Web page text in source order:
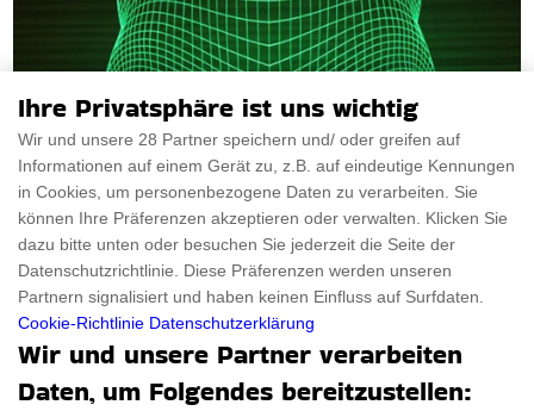
Ihre Privatsphäre ist uns wichtig
Wir und unsere 28 Partner speichern und/ oder greifen auf
Informationen auf einem Gerät zu, z.B. auf eindeutige Kennungen
in Cookies, um personenbezogene Daten zu verarbeiten. Sie
können Ihre Präferenzen akzeptieren oder verwalten. Klicken Sie
dazu bitte unten oder besuchen Sie jederzeit die Seite der
Datenschutzrichtlinie. Diese Präferenzen werden unseren
Partnern signalisiert und haben keinen Einfluss auf Surfdaten.
Cookie-Richtlinie Datenschutzerklärung
Wir und unsere Partner verarbeiten
Daten, um Folgendes bereitzustellen: